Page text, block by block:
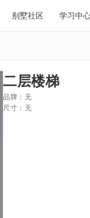
别墅社区 学习中
二层楼梯
品牌： 无
尺寸： 无